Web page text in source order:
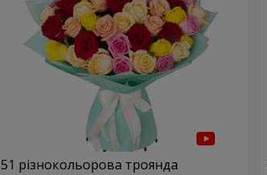
51 різнокольорова троянда